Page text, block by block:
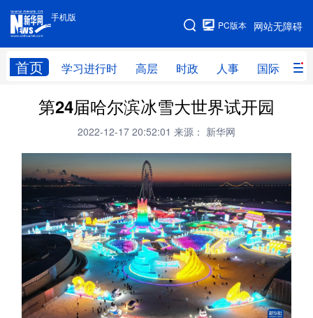
手机版
网站无障碍
PC版本
首页 学习进行时 高层 时政 人事 国际 财
手机版
网站地图
学习进行时 高层 时政 人事
财经 网评
台湾 思客智库 全球连线
文化 书画 健康 军事
访谈 视频 图片 政务
法律 中央文件 金融 汽车
食品 人居 信息化 数字经济
第24届哈尔滨冰雪大世界试开园
2022-12-17 20:52:01 来源： 新华网